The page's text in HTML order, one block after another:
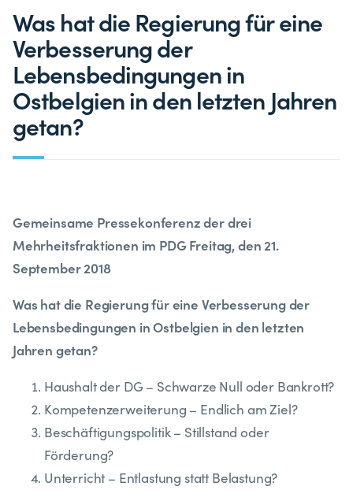
Was hat die Regierung für eine
Verbesserung der
Lebensbedingungen in
Ostbelgien in den letzten Jahren
getan?
Gemeinsame Pressekonferenz der drei
Mehrheitsfraktionen im PDGFreitag, den 21.
September 2018
Was hat die Regierung für eine Verbesserung der
Lebensbedingungen in Ostbelgien in den letzten
Jahren getan?
Haushalt der DG – Schwarze Null oder Bankrott?
Kompetenzerweiterung – Endlich am Ziel?
Beschäftigungspolitik – Stillstand oder
Förderung?
Unterricht – Entlastung statt Belastung?